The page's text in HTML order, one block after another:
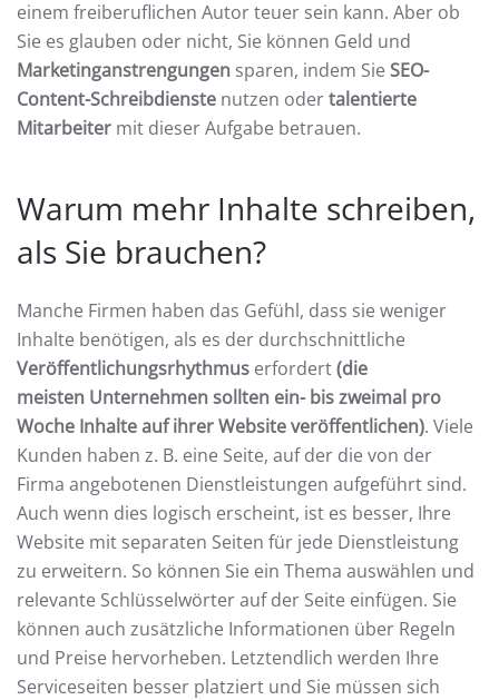
einem freiberuflichen Autor teuer sein kann. Aber ob
Sie es glauben oder nicht, Sie können Geld und
Marketinganstrengungen sparen, indem Sie SEO-
Content-Schreibdienste nutzen odertalentierte
Mitarbeiter mit dieser Aufgabe betrauen.
Warum mehr Inhalte schreiben,
als Sie brauchen?
Manche Firmen haben das Gefühl, dass sie weniger
Inhalte benötigen, als es der durchschnittliche
Veröffentlichungsrhythmus erfordert(die
meisten Unternehmen sollten ein- bis zweimal pro
Woche Inhalte auf ihrer Website veröffentlichen). Viele
Kunden haben z. B. eine Seite, auf der die von der
Firma angebotenen Dienstleistungen aufgeführt sind.
Auch wenn dies logisch erscheint, ist es besser, Ihre
Website mit separaten Seiten für jede Dienstleistung
zu erweitern. So können Sie ein Thema auswählen und
relevante Schlüsselwörter auf der Seite einfügen. Sie
können auch zusätzliche Informationen über Regeln
und Preise hervorheben. Letztendlich werden Ihre
Serviceseiten besser platziert und Sie müssen sich